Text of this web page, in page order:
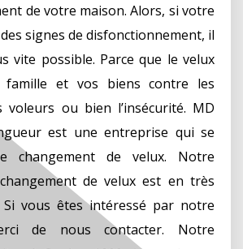
de votre maison. Alors, si votre
signes de disfonctionnement, il
vite possible. Parce que le velux
famille et vos biens contre les
voleurs ou bien l’insécurité. MD
est une entreprise qui se
changement de velux. Notre
de velux est en très
Si vous êtes intéressé par notre
de nous contacter. Notre